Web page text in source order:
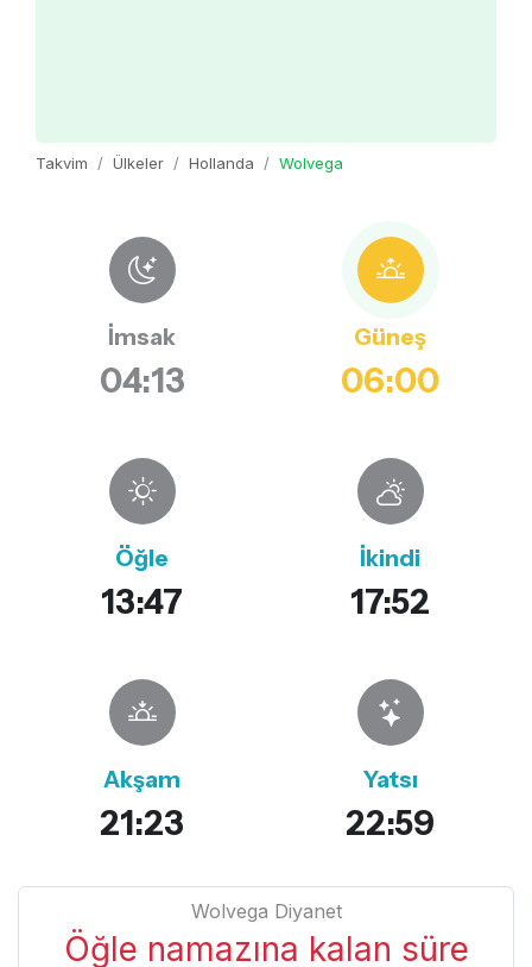
Takvim Ülkeler Hollanda Wolvega
İmsak
04:13
Güneş
06:00
Öğle
13:47
İkindi
17:52
Akşam
21:23
Yatsı
22:59
Wolvega Diyanet
Öğle namazına kalan süre